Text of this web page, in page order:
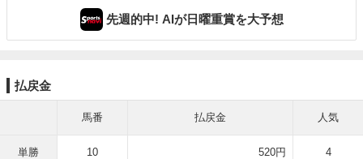
先週的中! AIが日曜重賞を大予想
払戻金
馬番 払戻金 人気
単勝 10 520円 4